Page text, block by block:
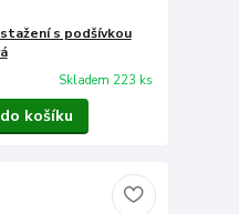
s podšívkou
Skladem 223 ks
košíku